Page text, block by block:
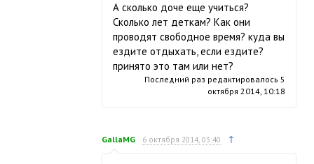
А сколько доче еще учиться?
Сколько лет деткам? Как они
проводят свободное время? куда вы
ездите отдыхать, если ездите?
принято это там или нет?
Последний раз редактировалось 5
октября 2014, 10:18
GallaMG 6 октября 2014, 03:40 ↑